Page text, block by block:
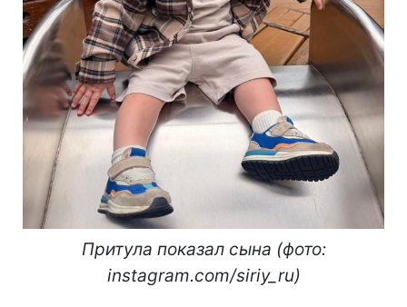
Притула показал сына (фото:
instagram.com/siriy_ru)